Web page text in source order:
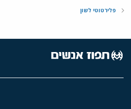
פלירטוטי לשון